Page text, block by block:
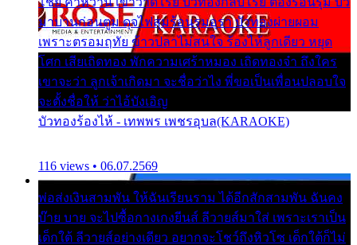
มาบานก่อนตูม ดุจไฟสุมร้อนรุมอุรา บัวทองผ่ายผอม
เพราะตรอมฤทัย ข้าวปลาไม่สนใจ ร้องไห้ลูกเดียว หยุด
โศก เสียเถิดทอง พักความเศร้าหมอง เถิดทองจ๋า ถึงใคร
เขาจะว่า ลูกเจ้าเกิดมา จะชื่อว่าไง พี่ขอเป็นเพื่อนปลอบใจ
จะตั้งชื่อให้ ว่าไอ้บังเอิญ
บัวทองร้องไห้ - เทพพร เพชรอุบล(KARAOKE)
116 views • 06.07.2569
พ่อส่งเงินสามพัน ให้ฉันเรียนราม ได้อีกสักสามพัน ฉันคง
บ๊าย บาย จะไปซื้อกางเกงยีนส์ ลีวายส์มาใส่ เพราะเราเป็น
เด็กใต้ ลีวายส์อย่างเดียว อยากจะโชว์ถึงหิวโซ เด็กใต้ก็ไม่